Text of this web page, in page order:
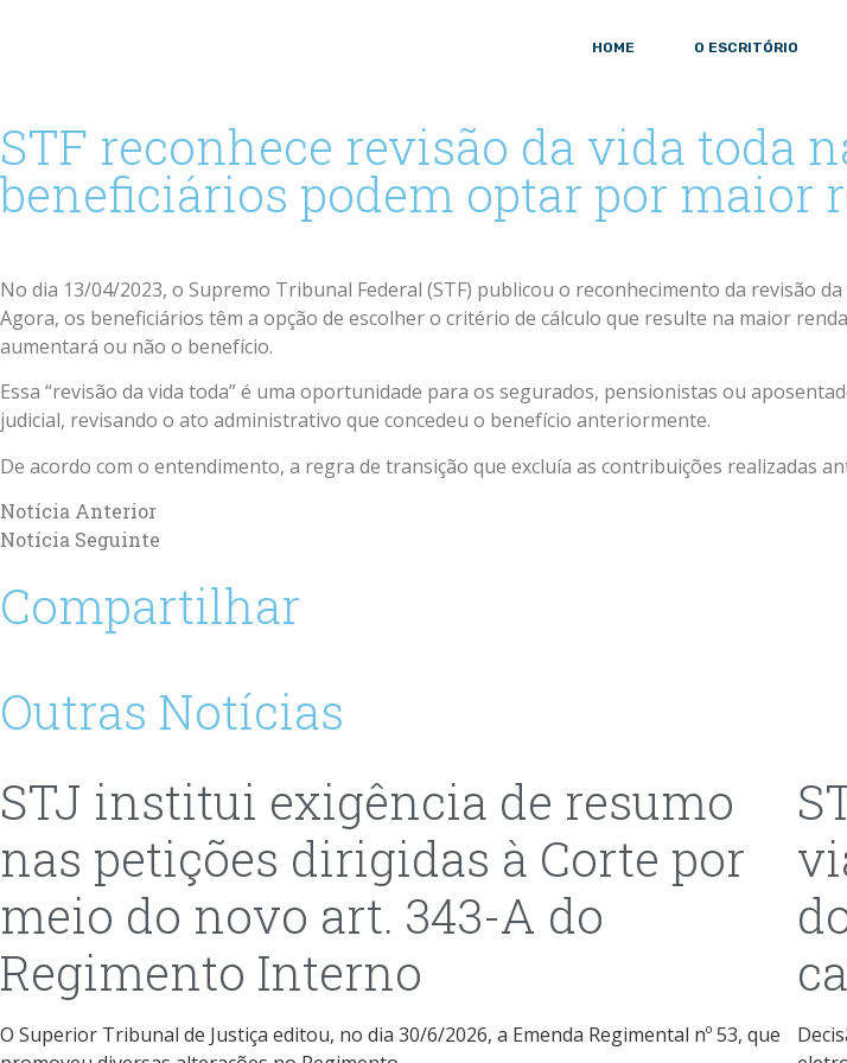
HOME O ESCRITÓRIO
STF reconhece revisão da vida toda
beneficiários podem optar por maior
No dia 13/04/2023, o Supremo Tribunal Federal (STF) publicou o reconhecimento da revisão
Agora, os beneficiários têm a opção de escolher o critério de cálculo que resulte na maior
aumentará ou não o benefício.
Essa “revisão da vida toda” é uma oportunidade para os segurados, pensionistas ou
judicial, revisando o ato administrativo que concedeu o benefício anteriormente.
De acordo com o entendimento, a regra de transição que excluía as contribuições realizadas
Notícia Anterior
Notícia Seguinte
Compartilhar
Outras Notícias
STJ institui exigência de resumo
nas petições dirigidas à Corte por
meio do novo art. 343-A do
Regimento Interno
O Superior Tribunal de Justiça editou, no dia 30/6/2026, a Emenda Regimental nº 53, que